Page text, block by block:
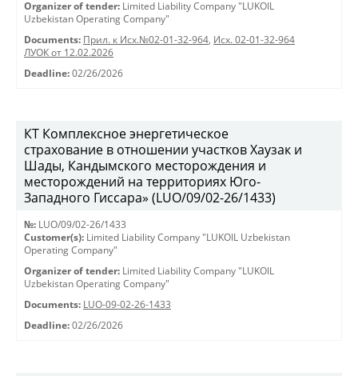
Organizer of tender: Limited Liability Company "LUKOIL
Uzbekistan Operating Company"
Documents: Прил. к Исх.№02-01-32-964, Исх. 02-01-32-964
ЛУОК от 12.02.2026
Deadline: 02/26/2026
КТ Комплексное энергетическое
страхование в отношении участков Хаузак и
Шады, Кандымского месторождения и
месторождений на территориях Юго-
Западного Гиссара» (LUO/09/02-26/1433)
№: LUO/09/02-26/1433
Customer(s): Limited Liability Company "LUKOIL Uzbekistan
Operating Company"
Organizer of tender: Limited Liability Company "LUKOIL
Uzbekistan Operating Company"
Documents: LUO-09-02-26-1433
Deadline: 02/26/2026